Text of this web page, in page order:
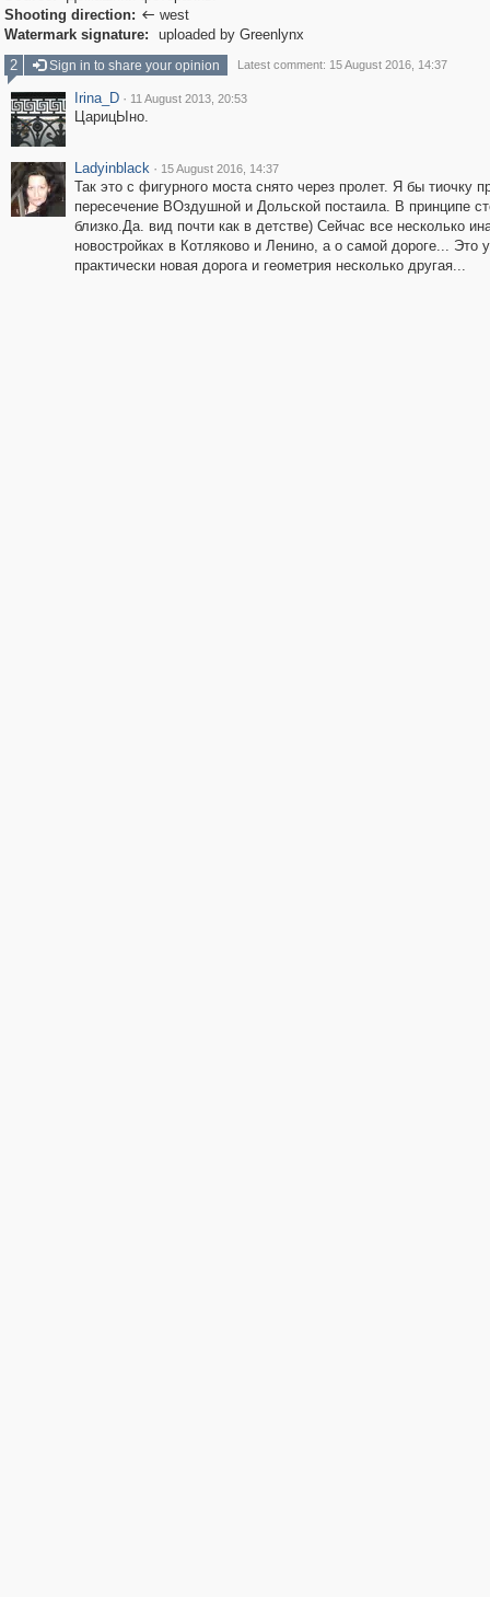
Shooting direction:  west
Watermark signature:
uploaded by Greenlynx
2
Sign in to share your opinion Latest comment: 15 August 2016, 14:37
Irina_D · 11 August 2013, 20:53
ЦарицЫно.
Ladyinblack · 15 August 2016, 14:37
Так это с фигурного моста снято через пролет. Я бы тиочку
пересечение ВОздушной и Дольской постаила. В принципе
близко.Да. вид почти как в детстве) Сейчас все несколько
новостройках в Котляково и Ленино, а о самой дороге... Это
практически новая дорога и геометрия несколько другая...